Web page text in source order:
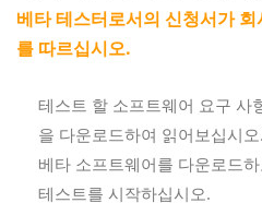
베타 테스터로서의 신청서가
를 따르십시오.
테스트 할 소프트웨어 요구 사
을 다운로드하여 읽어보십시오.
베타 소프트웨어를 다운로드
테스트를 시작하십시오.